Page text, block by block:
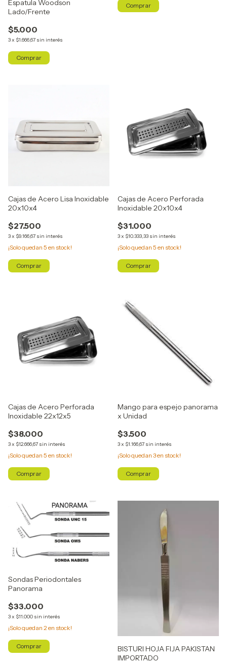
Espatula Woodson
Lado/Frente
$5.000
3x $1.666,67 sin interés
Cajas de Acero Lisa Inoxidable
20x10x4
$27.500
3x $9.166,67 sin interés
¡Solo quedan 5 en stock!
Cajas de Acero Perforada
Inoxidable 20x10x4
$31.000
3x $10.333,33 sin interés
¡Solo quedan 5 en stock!
Cajas de Acero Perforada
Inoxidable 22x12x5
$38.000
3x $12.666,67 sin interés
¡Solo quedan 5 en stock!
Mango para espejo panorama
x Unidad
$3.500
3x $1.166,67 sin interés
¡Solo quedan 3en stock!
Sondas Periodontales
Panorama
$33.000
3x $11.000 sin interés
¡Solo quedan 2en stock!
Comprar
BISTURI HOJA FIJA PAKISTAN
IMPORTADO